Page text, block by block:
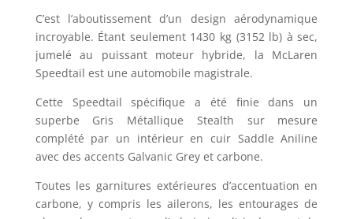
C’est l’aboutissement d’un design aérodynamique
incroyable. Étant seulement 1430 kg (3152 lb) à sec,
jumelé au puissant moteur hybride, la McLaren
Speedtail est une automobile magistrale.
Cette Speedtail spécifique a été finie dans un
superbe Gris Métallique Stealth sur mesure
complété par un intérieur en cuir Saddle Aniline
avec des accents Galvanic Grey et carbone.
Toutes les garnitures extérieures d’accentuation en
carbone, y compris les ailerons, les entourages de